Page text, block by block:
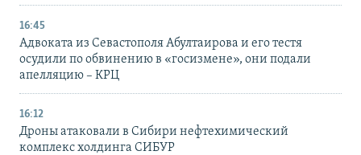
16:45
Адвоката из Севастополя Абултаирова и его тестя
осудили по обвинению в «госизмене», они подали
апелляцию – КРЦ
16:12
Дроны атаковали в Сибири нефтехимический
комплекс холдинга СИБУР